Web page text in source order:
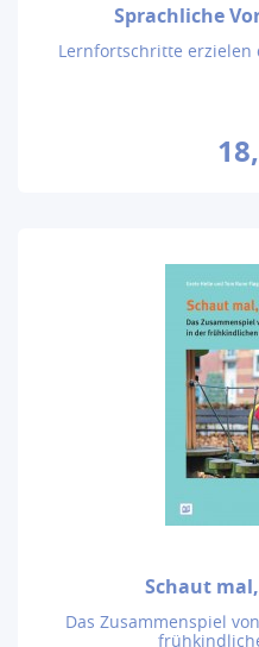
Sprachliche
Lernfortschritte
Schaut
Das Zusammenspiel